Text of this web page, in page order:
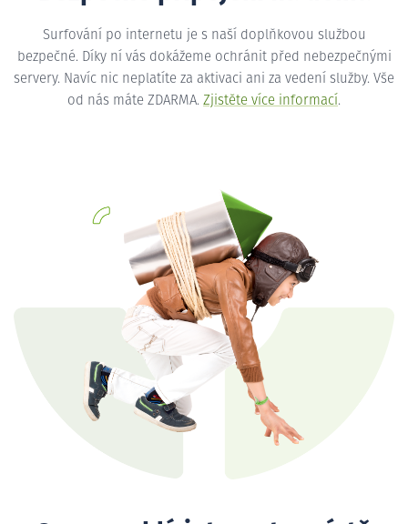
Surfování po internetu je s naší doplňkovou službou
bezpečné. Díky ní vás dokážeme ochránit před nebezpečnými
servery. Navíc nic neplatíte za aktivaci ani za vedení služby. Vše
od nás máte ZDARMA. Zjistěte více informací.